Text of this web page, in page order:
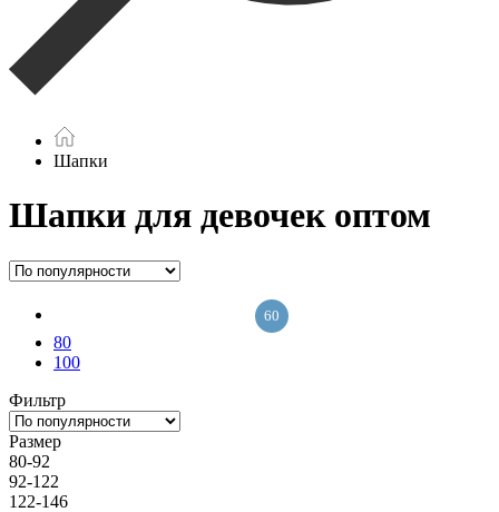
Шапки
Шапки для девочек оптом
60
80
100
Фильтр
Размер
80-92
92-122
122-146